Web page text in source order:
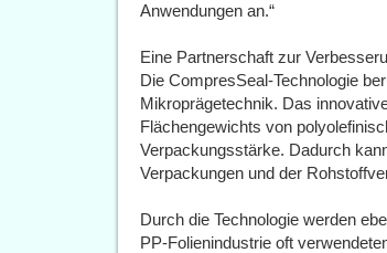
Anwendungen an.“
Eine Partnerschaft zur
Die CompresSeal-Technologie
Mikroprägetechnik. Das
Flächengewichts von
Verpackungsstärke. Dadurch
Verpackungen und der
Durch die Technologie werden
PP-Folienindustrie oft